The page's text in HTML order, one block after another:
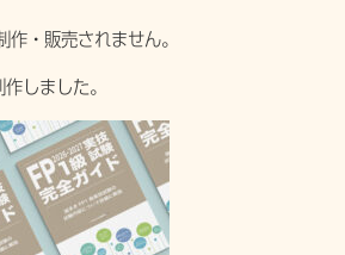
・販売されません。
作しました。